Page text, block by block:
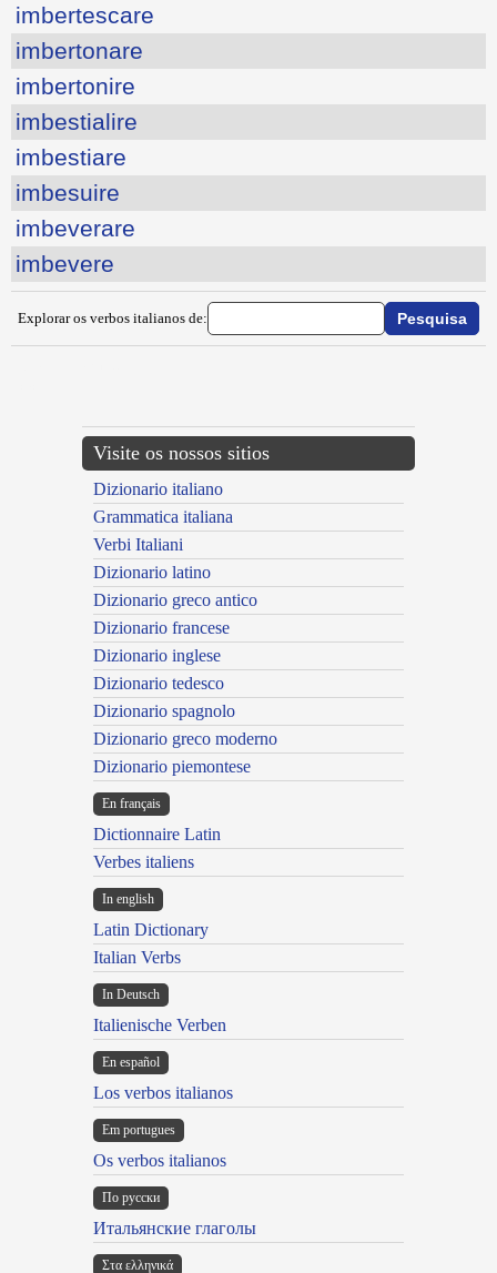
imbertescare
imbertonare
imbertonire
imbestialire
imbestiare
imbesuire
imbeverare
imbevere
Explorar os verbos italianos de:
Visite os nossos sitios
Dizionario italiano
Grammatica italiana
Verbi Italiani
Dizionario latino
Dizionario greco antico
Dizionario francese
Dizionario inglese
Dizionario tedesco
Dizionario spagnolo
Dizionario greco moderno
Dizionario piemontese
En français
Dictionnaire Latin
Verbes italiens
In english
Latin Dictionary
Italian Verbs
In Deutsch
Italienische Verben
En español
Los verbos italianos
Em portugues
Os verbos italianos
По русски
Итальянские глаголы
Στα ελληνικά